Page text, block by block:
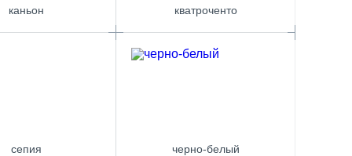
каньон кватроченто
сепия черно-белый